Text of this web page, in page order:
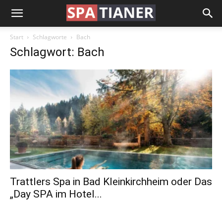
Start Schlagworte Bach
Schlagwort: Bach
Trattlers Spa in Bad Kleinkirchheim oder Das
„Day SPA im Hotel...